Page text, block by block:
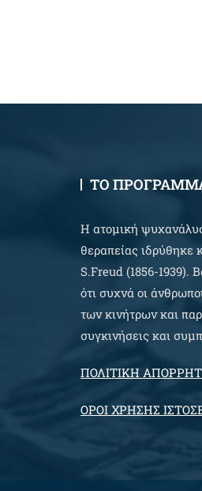
ΤΟ
Η ατομική
θεραπείας ιδρύθηκε
S.Freud (1856-1939).
ότι συχνά οι
των κινήτρων και
συγκινήσεις και
ΠΟΛΙΤΙΚΗ
ΟΡΟΙ ΧΡΗΣΗΣ